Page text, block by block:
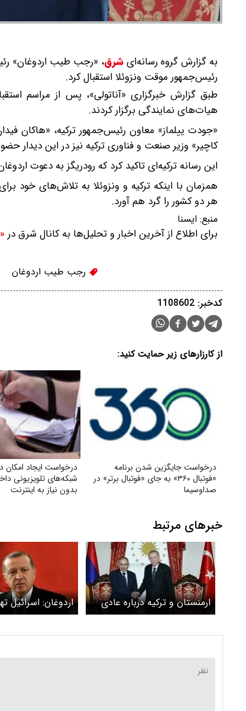
به گزارش گروه رسانه‌ایشرق، «رجب طیب اردوغان»
رئیس‌جمهور موقت ونزوئلا استقبال کرد.
طبق گزارش خبرگزاری «آناتولی»، پس از مراسم
هیات‌های نمایندگی برگزار کردند.
«جودت ییلماز» معاون رئیس‌جمهور ترکیه، «هاکان
کاچیر» وزیر صنعت و فناوری ترکیه نیز در این دیدار
این رسانه ترکیه‌ای تاکید کرد که رودریگز به دعوت
همزمان با اینکه ترکیه و ونزوئلا به تلاش‌های خود
هر دو کشور را گرد هم آورد.
منبع: ايسنا
برای اطلاع از آخرین اخبار و تحلیل‌ها به کانال شرق در
رجب طیب اردوغان
کدخبر: 1108602
از کارزارهای زیر حمایت کنید:
درخواست جایگزین شدن برنامه
«فوتبال ۳۶۰» به جای «فوتبال برتر» در
صداوسیما
درخواست ایجاد امکان
شبکه‌های تلویزیونی
بدون نیاز به اینترنت
خبرهای مرتبط
ارمنستان و ترکیه درباره عادی
سازی روابط خود رایزنی می
اردوغان: اسرائیل
برای منطقه است